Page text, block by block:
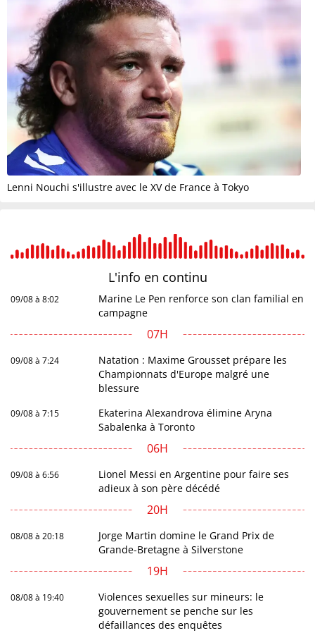
Lenni Nouchi s'illustre avec le XV de France à Tokyo
L'info en continu
09/08 à 8:02
Marine Le Pen renforce son clan familial en
campagne
07H
09/08 à 7:24
Natation : Maxime Grousset prépare les
Championnats d'Europe malgré une
blessure
09/08 à 7:15
Ekaterina Alexandrova élimine Aryna
Sabalenka à Toronto
06H
09/08 à 6:56
Lionel Messi en Argentine pour faire ses
adieux à son père décédé
20H
08/08 à 20:18
Jorge Martin domine le Grand Prix de
Grande-Bretagne à Silverstone
19H
08/08 à 19:40
Violences sexuelles sur mineurs: le
gouvernement se penche sur les
défaillances des enquêtes